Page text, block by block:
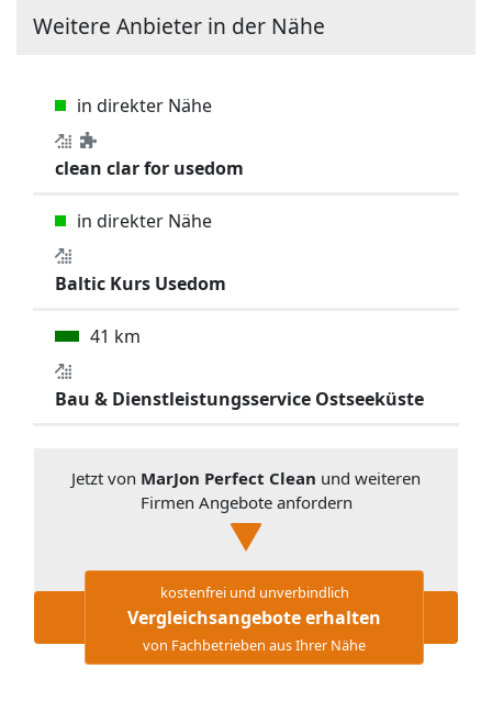
Weitere Anbieter in der Nähe
in direkter Nähe
clean clar for usedom
in direkter Nähe
Baltic Kurs Usedom
41 km
Bau & Dienstleistungsservice Ostseeküste
Jetzt von MarJon Perfect Clean und weiteren
Firmen Angebote anfordern
kostenfrei und unverbindlich
Vergleichsangebote erhalten
von Fachbetrieben aus Ihrer Nähe